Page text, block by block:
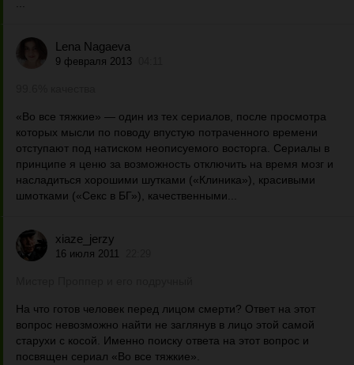
Lena Nagaeva
9 февраля 2013
«Во все тяжкие» — один из тех сериалов, после просмотра
которых мысли по поводу впустую потраченного времени
отступают под натиском неописуемого восторга. Сериалы в
принципе я ценю за возможность отключить на время мозг и
насладиться хорошими шутками («Клиника»), красивыми
шмотками («Секс в БГ»), качественными...
xiaze_jerzy
16 июля 2011
На что готов человек перед лицом смерти? Ответ на этот
вопрос невозможно найти не заглянув в лицо этой самой
старухи с косой. Именно поиску ответа на этот вопрос и
посвящен сериал «Во все тяжкие».